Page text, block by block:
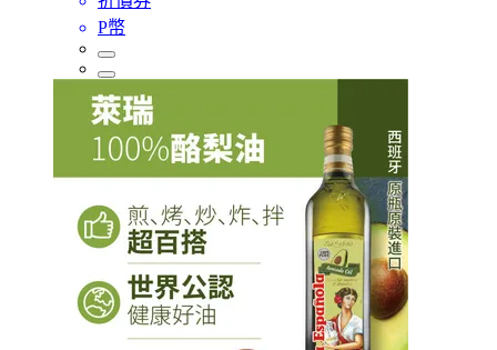
P幣